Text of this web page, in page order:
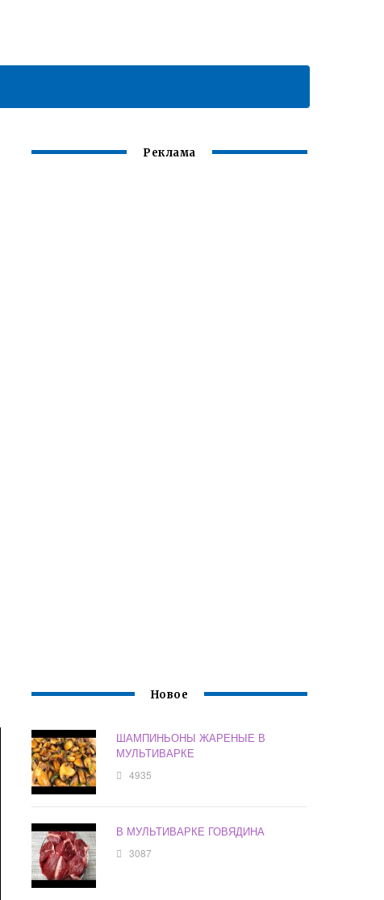
Реклама
Новое
ШАМПИНЬОНЫ ЖАРЕНЫЕ В
МУЛЬТИВАРКЕ
4935
В МУЛЬТИВАРКЕ ГОВЯДИНА
3087